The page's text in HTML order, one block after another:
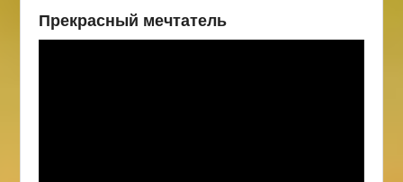
Прекрасный мечтатель